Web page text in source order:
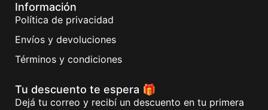
Información
Política de privacidad
Envíos y devoluciones
Términos y condiciones
Tu descuento te espera 🎁
Dejá tu correo y recibí un descuento en tu primera